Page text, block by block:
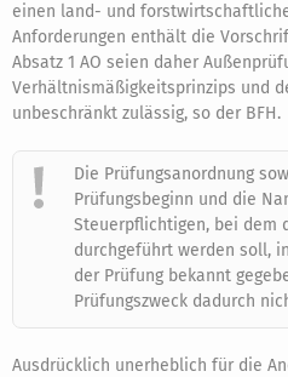
einen land- und
Anforderungen enthält die
Absatz 1 AO seien daher
Verhältnismäßigkeitsprinzips und
unbeschränkt zulässig, so der BFH.
Die Prüfungsanordnung
Prüfungsbeginn und die
Steuerpflichtigen, bei dem
durchgeführt werden soll,
der Prüfung bekannt
Prüfungszweck dadurch
Ausdrücklich unerheblich für die